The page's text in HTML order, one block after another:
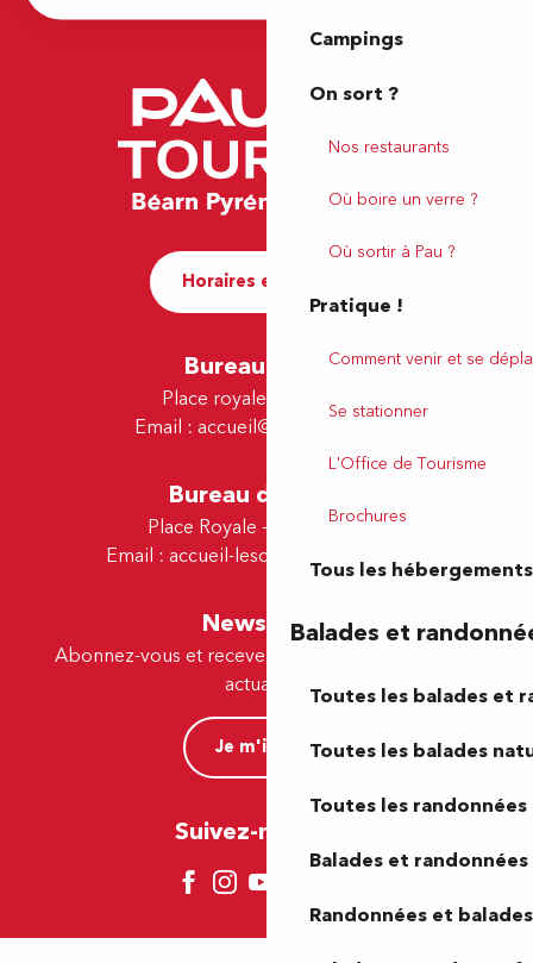
Campings
On sort ?
Nos restaurants
Où boire un verre ?
Où sortir à Pau ?
Pratique !
Comment venir et se
Se stationner
L'Office de Tourisme
Brochures
Tous les hébergements
Balades et
Toutes les balades et
Toutes les balades
Toutes les randonnées
Balades et
Randonnées et
Horaires et contact
Bureau de Pau
Place royale - 64000 Pau
Email : accueil@tourismepau.fr
Bureau de Lescar
Place Royale - 64230 Lescar
Email : accueil-lescar@tourismepau.fr
Newsletter
Abonnez-vous et recevez par e-mail nos offres et
actualités.
Je m'inscris
Suivez-nous ici !